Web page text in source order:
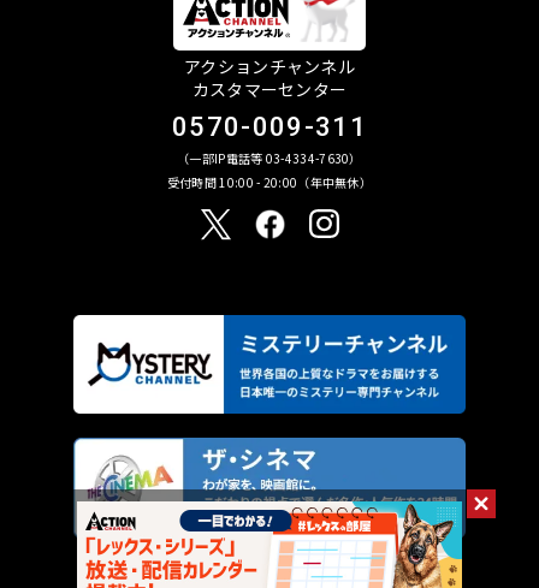
アクションチャンネル
カスタマーセンター
0570-009-311
（一部IP電話等 03-4334-7630）
受付時間 10:00 - 20:00（年中無休）